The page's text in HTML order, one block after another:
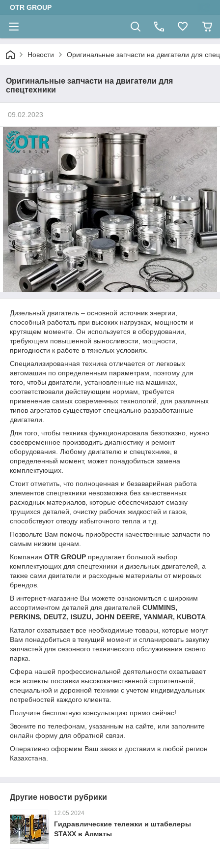
OTR GROUP
Новости Оригинальные запчасти на двигатели для
Оригинальные запчасти на двигатели для
спецтехники
09.02.2023
Дизельный двигатель – основной источник энергии,
способный работать при высоких нагрузках, мощности и
крутящем моменте. Он используется в оборудовании,
требующем повышенной выносливости, мощности,
пригодности к работе в тяжелых условиях.
Специализированная техника отличается от легковых
автомашин по определенным параметрам, поэтому для
того, чтобы двигатели, установленные на машинах,
соответствовали действующим нормам, требуется
применение самых современных технологий, для различных
типов агрегатов существуют специально разработанные
двигатели.
Для того, чтобы техника функционировала безотказно, нужно
своевременное производить диагностику и ремонт
оборудования. Любому двигателю и спецтехнике, в
определенный момент, может понадобиться замена
комплектующих.
Стоит отметить, что полноценная и безаварийная работа
элементов спецтехники невозможна без качественных
расходных материалов, которые обеспечивают смазку
трущихся деталей, очистку рабочих жидкостей и газов,
способствуют отводу избыточного тепла и т.д.
Позвольте Вам помочь приобрести качественные запчасти по
самым низким ценам.
Компания OTR GROUP предлагает большой выбор
комплектующих для спецтехники и дизельных двигателей, а
также сами двигатели и расходные материалы от мировых
брендов.
В интернет-магазине Вы можете ознакомиться с широким
ассортиментом деталей для двигателей CUMMINS,
PERKINS, DEUTZ, ISUZU, JOHN DEERE, YANMAR, KUBOTA
Каталог охватывает все необходимые товары, которые могут
Вам понадобиться в текущий момент и спланировать закупку
запчастей для сезонного технического обслуживания своего
парка.
Сфера нашей профессиональной деятельности охватывает
все аспекты поставки высококачественной строительной,
специальной и дорожной техники с учетом индивидуальных
потребностей каждого клиента.
Получите бесплатную консультацию прямо сейчас!
Звоните по телефонам, указанным на сайте, или заполните
онлайн форму для обратной связи.
Оперативно оформим Ваш заказ и доставим в любой регион
Казахстана.
Другие новости рубрики
12.05.2024
Гидравлические тележки и штабелеры
STAXX в Алматы